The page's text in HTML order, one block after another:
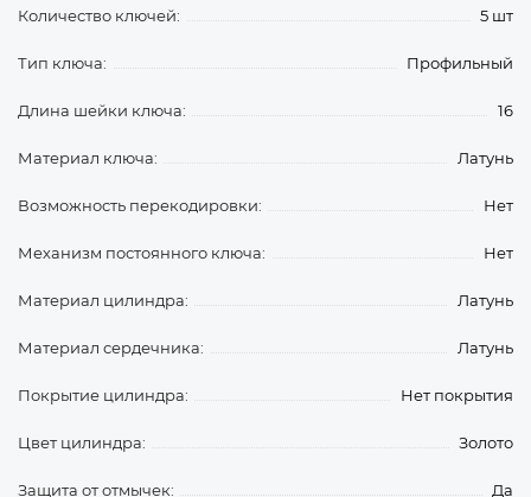
Количество ключей: 5 шт
Тип ключа: Профильный
Длина шейки ключа: 16
Материал ключа: Латунь
Возможность перекодировки: Нет
Механизм постоянного ключа: Нет
Материал цилиндра: Латунь
Материал сердечника: Латунь
Покрытие цилиндра: Нет покрытия
Цвет цилиндра: Золото
Защита от отмычек: Да